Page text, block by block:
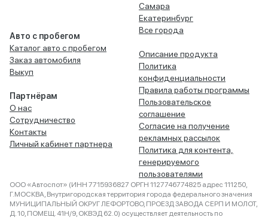
Авто с пробегом
Каталог авто с пробегом
Заказ автомобиля
Выкуп
Партнёрам
О нас
Сотрудничество
Контакты
Личный кабинет партнера
Самара
Екатеринбург
Все города
Описание продукта
Политика
конфиденциальности
Правила работы программы
Пользовательское
соглашение
Согласие на получение
рекламных рассылок
Политика для контента,
генерируемого
пользователями
ООО «Автоспот» (ИНН 7715936827 ОРГН 1127746774825 адрес 111250,
Г.МОСКВА, Внутригородская территория города федерального значения
МУНИЦИПАЛЬНЫЙ ОКРУГ ЛЕФОРТОВО, ПРОЕЗД ЗАВОДА СЕРП И МОЛОТ,
Д. 10, ПОМЕЩ. 41Н/9, ОКВЭД 62.0) осуществляет деятельность по